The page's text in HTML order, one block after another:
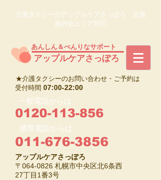
介護タクシーのアップルケアさっぽろ 北海
道内全エリア対応
​アップルケアさっぽろ
あんしん＆べんりなサポート
★介護タクシーのお問い合わせ・ご予約は
受付時間 07:00-22:00
0120-113-856
一般電話からは
携帯電話からは
011-676-3856
アップルケアさっぽろ
〒064-0826 札幌市中央区北6条西
27丁目1番3号